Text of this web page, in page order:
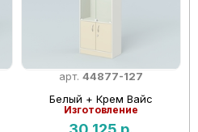
арт. 44877-127
Белый + Крем Вайс
Изготовление